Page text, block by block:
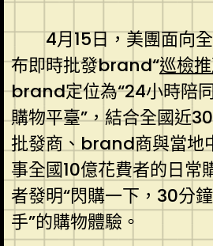
4月15日，美團面向
布即時批發brand“巡檢
brand定位為“24小時陪
購物平臺”，結合全國近
批發商、brand商與當地
事全國10億花費者的日常
者發明“閃購一下，30分
手”的購物體驗。